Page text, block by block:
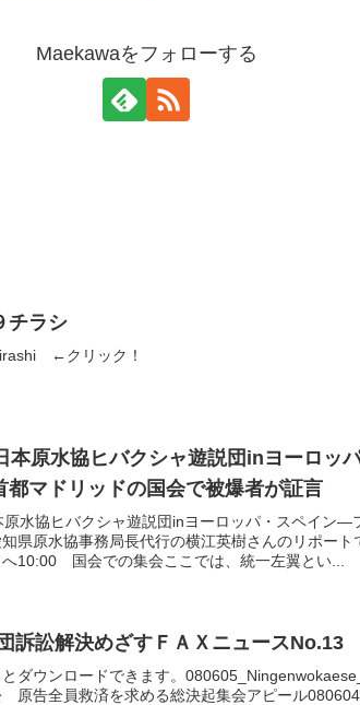
Maekawaをフォローする
チラシ
←クリック！
本原水協ヒバクシャ遊説団inヨーロ
都マドリッドの国会で被爆者が証言
原水協ヒバクシャ遊説団inヨーロッパ・スペイン
県原水協事務局長代行の横江英樹さんのリポー
へ10:00 国会での集会ここでは、統一左翼とい...
訴訟解決めざすＦＡＸニュースNo.13
ダウンロードできます。
原告全員救済を求める総決起集会アピール